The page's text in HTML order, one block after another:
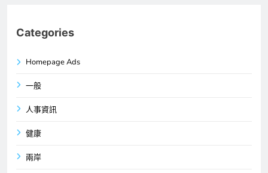
Categories
Homepage Ads
一般
人事資訊
健康
兩岸